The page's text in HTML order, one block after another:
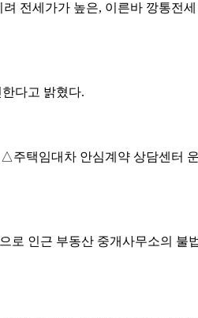
전세가가 높은, 이른바 깡통전
다고 밝혔다.
주택임대차 안심계약 상담센터
로 인근 부동산 중개사무소의 불